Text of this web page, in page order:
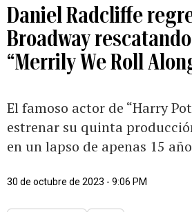
Daniel Radcliffe
Broadway
“Merrily We Roll
El famoso actor de “Harry
estrenar su quinta
en un lapso de apenas 15
30 de octubre de 2023 - 9:06 PM